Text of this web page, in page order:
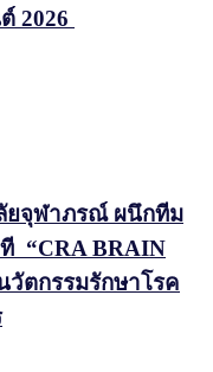
2026
ยจุฬาภรณ์ ผนึกทีม
“CRA BRAIN
วัตกรรมรักษาโรค